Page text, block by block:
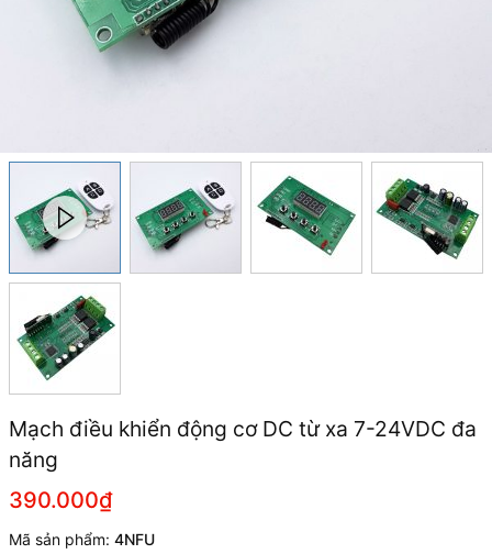
Mạch điều khiển động cơ DC từ xa 7-24VDC đa
năng
390.000₫
Mã sản phẩm: 4NFU